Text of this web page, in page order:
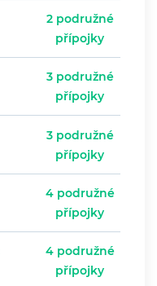
2 podružné
přípojky
3 podružné
přípojky
3 podružné
přípojky
4 podružné
přípojky
4 podružné
přípojky